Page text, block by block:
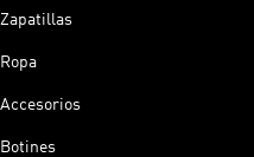
Zapatillas
Ropa
Accesorios
Botines